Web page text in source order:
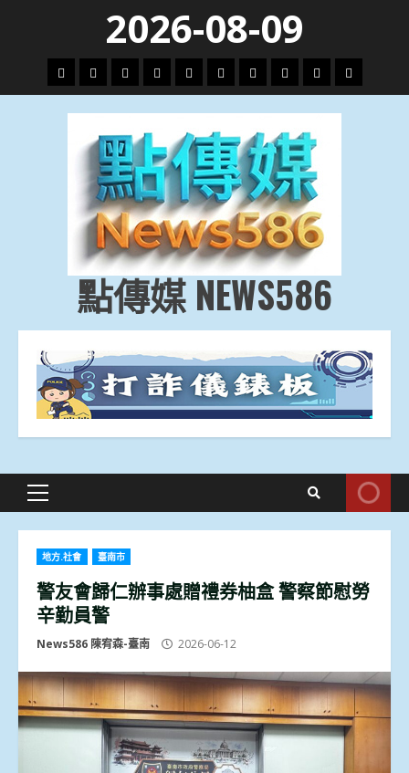
content
2026-08-09
頭
條
財
經
地
方.
會
文
教.
技
專
題
娛
樂
劇
政
治
國
際
運
動
生
活
點傳媒 NEWS586
Primary
地方.社會 臺南市
警友會歸仁辦事處贈禮券柚盒 警察節慰勞
辛勤員警
News586 陳宥森-臺南 2026-06-12